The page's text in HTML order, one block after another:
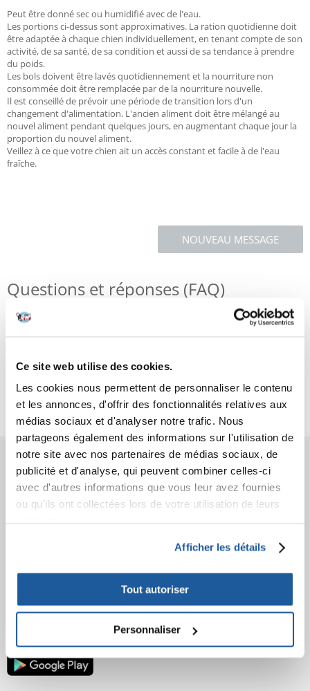
Ce site web utilise des cookies.
Les cookies nous permettent de personnaliser le contenu
et les annonces, d'offrir des fonctionnalités relatives aux
médias sociaux et d'analyser notre trafic. Nous
partageons également des informations sur l'utilisation de
notre site avec nos partenaires de médias sociaux, de
publicité et d'analyse, qui peuvent combiner celles-ci
avec d'autres informations que vous leur avez fournies
ou qu'ils ont collectées lors de votre utilisation de leurs
Afficher les détails
Tout autoriser
Personnaliser
Peut être donné sec ou humidifié avec de l'eau.
Les portions ci-dessus sont approximatives. La ration quotidienne doit
être adaptée à chaque chien individuellement, en tenant compte de son
activité, de sa santé, de sa condition et aussi de sa tendance à prendre
du poids.
Les bols doivent être lavés quotidiennement et la nourriture non
consommée doit être remplacée par de la nourriture nouvelle.
Il est conseillé de prévoir une période de transition lors d'un
changement d'alimentation. L'ancien aliment doit être mélangé au
nouvel aliment pendant quelques jours, en augmentant chaque jour la
proportion du nouvel aliment.
Veillez à ce que votre chien ait un accès constant et facile à de l'eau
fraîche.
NOUVEAU MESSAGE
Questions et réponses (FAQ)
Critiques
Photos supplémentaires
AVANT L'ACHAT
COMMANDES
APPRENEZ À NOUS CONNAÎTRE